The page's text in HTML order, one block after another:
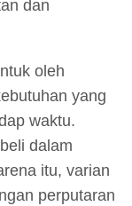
dan
oleh
yang
waktu.
dalam
itu, varian
perputaran